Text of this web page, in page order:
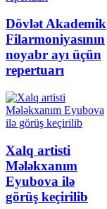
Dövlət Akademik
Filarmoniyasının
noyabr ayı üçün
repertuarı
Xalq artisti
Mələkxanım
Eyubova ilə
görüş keçirilib